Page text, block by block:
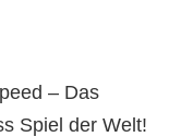
– Das
Spiel der Welt!